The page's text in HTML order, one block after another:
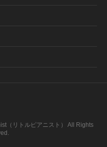
（リトルピアニスト） All Rights